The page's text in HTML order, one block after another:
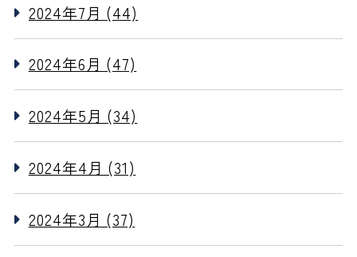
2024年7月 (44)
2024年6月 (47)
2024年5月 (34)
2024年4月 (31)
2024年3月 (37)